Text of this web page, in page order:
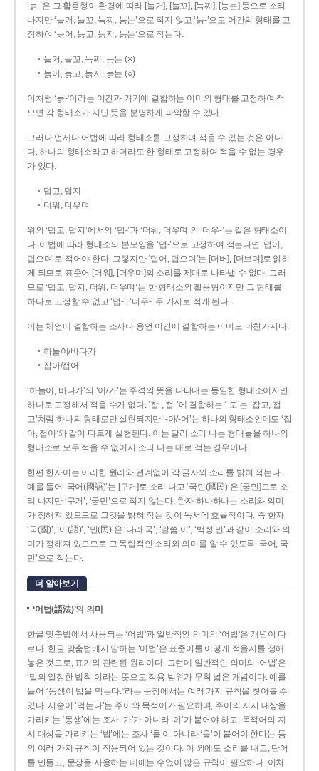
‘늙-’은 그 활용형이 환경에 따라 [늘거], [늘꼬], [늑찌], [능는] 등으로 소리
나지만 ‘늘거, 늘꼬, 늑찌, 능는’으로 적지 않고 ‘늙-’으로 어간의 형태를 고
정하여 ‘늙어, 늙고, 늙지, 늙는’으로 적는다.
늘거, 늘꼬, 늑찌, 능는 (×)
늙어, 늙고, 늙지, 늙는 (○)
이처럼 ‘늙-­’이라는 어간과 거기에 결합하는 어미의 형태를 고정하여 적
으면 각 형태소가 지닌 뜻을 분명하게 파악할 수 있다.
그러나 언제나 어법에 따라 형태소를 고정하여 적을 수 있는 것은 아니
다. 하나의 형태소라고 하더라도 한 형태로 고정하여 적을 수 없는 경우
가 있다.
덥고, 덥지
더워, 더우며
위의 ‘덥고, 덥지’에서의 ‘덥-­’과 ‘더워, 더우며’의 ‘더우-­’는 같은 형태소이
다. 어법에 따라 형태소의 본모양을 ‘덥-­’으로 고정하여 적는다면 ‘덥어,
덥으며’로 적어야 한다. 그렇지만 ‘덥어, 덥으며’는 [더버], [더브며]로 읽히
게 되므로 표준어 [더워], [더우며]의 소리를 제대로 나타낼 수 없다. 그러
므로 ‘덥고, 덥지, 더워, 더우며’는 한 형태소의 활용형이지만 그 형태를
하나로 고정할 수 없고 ‘덥-’, ‘더우-’ 두 가지로 적게 된다.
이는 체언에 결합하는 조사나 용언 어간에 결합하는 어미도 마찬가지다.
하늘이/바다가
잡아/접어
‘하늘이, 바다가’의 ‘이/가’는 주격의 뜻을 나타내는 동일한 형태소이지만
하나로 고정해서 적을 수가 없다. ‘잡-, 접-’에 결합하는 ‘-고’는 ‘잡고, 접
고’처럼 하나의 형태로만 실현되지만 ‘-아/-어’는 하나의 형태소인데도 ‘잡
아, 접어’와 같이 다르게 실현된다. 이는 달리 소리 나는 형태들을 하나의
형태소로 모두 적을 수 없어서 소리 나는 대로 적는 경우이다.
한편 한자어는 이러한 원리와 관계없이 각 글자의 소리를 밝혀 적는다.
예를 들어 ‘국어(國語)’는 [구거]로 소리 나고 ‘국민(國民)’은 [궁민]으로 소
리 나지만 ‘구거’, ‘궁민’으로 적지 않는다. 한자 하나하나는 소리와 의미
가 정해져 있으므로 그것을 밝혀 적는 것이 독서에 효율적이다. 즉 한자
‘국(國)’, ‘어(語)’, ‘민(民)’은 ‘나라 국’, ‘말씀 어’, ‘백성 민’과 같이 소리와 의
미가 정해져 있으므로 그 독립적인 소리와 의미를 알 수 있도록 ‘국어, 국
민’으로 적는다.
더 알아보기
‘어법(語法)’의 의미
한글 맞춤법에서 사용되는 ‘어법’과 일반적인 의미의 ‘어법’은 개념이 다
르다. 한글 맞춤법에서 말하는 ‘어법’은 표준어를 어떻게 적을지를 정해
놓은 것으로, 표기와 관련된 원리이다. 그런데 일반적인 의미의 ‘어법’은
‘말의 일정한 법칙’이라는 뜻으로 적용 범위가 무척 넓은 개념이다. 예를
들어 “동생이 밥을 먹는다.”라는 문장에서는 여러 가지 규칙을 찾아볼 수
있다. 서술어 ‘먹는다’는 주어와 목적어가 필요하며, 주어의 지시 대상을
가리키는 ‘동생’에는 조사 ‘가’가 아니라 ‘이’가 붙어야 하고, 목적어의 지
시 대상을 가리키는 ‘밥’에는 조사 ‘를’이 아니라 ‘을’이 붙어야 한다는 등
의 여러 가지 규칙이 적용되어 있는 것이다. 이 외에도 소리를 내고, 단어
를 만들고, 문장을 사용하는 데에는 수없이 많은 규칙이 필요하다. 이처